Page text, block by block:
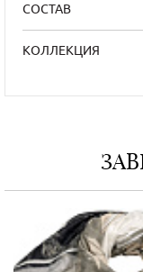
СОСТАВ
КОЛЛЕКЦИЯ